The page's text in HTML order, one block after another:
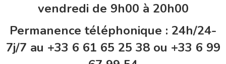
vendredi de 9h00 à 20h00
Permanence téléphonique : 24h/24-
7j/7 au +33 6 61 65 25 38 ou +33 6 99